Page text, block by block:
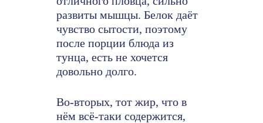
развиты мышцы. Белок даёт
чувство сытости, поэтому
после порции блюда из
тунца, есть не хочется
довольно долго.
Во-вторых, тот жир, что в
нём всё-таки содержится,